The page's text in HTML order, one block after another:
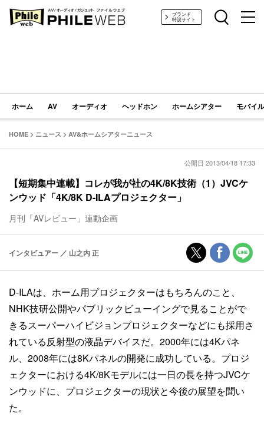
PHILE WEB｜AV/オーディオ/ガジェットブランド
特設サイト
ホーム AV オーディオ ヘッドホン ホームシアター モバイ
HOME > ニュース > AV&ホームシアターニュース
公開日 2013/04/18 17:33
【短期集中連載】コレが我が社の4K/8K技術（1）JVCケ
ンウッド「4K/8K D-ILAプロジェクター」
月刊「AVレビュー」連動企画
インタビュアー ／ 山之内 正
D-ILAは、ホーム用プロジェクターはもちろんのこと、
NHK技研公開やパブリックビューイングで見ることがで
きるスーパーハイビジョンプロジェクターなどにも採用さ
れている反射型の液晶デバイスだ。2000年には4Kパネ
ル、2008年には8Kパネルの開発に成功している。プロジ
ェクターにおける4K/8Kモデルには一日の長を持つJVCケ
ンウッドに、プロジェクターの現状と今後の展望を聞い
た。